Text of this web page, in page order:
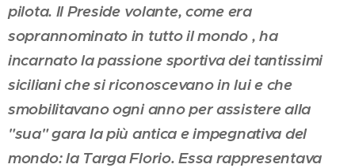
pilota. Il Preside volante, come era
soprannominato in tutto il mondo , ha
incarnato la passione sportiva dei tantissimi
siciliani che si riconoscevano in lui e che
smobilitavano ogni anno per assistere alla
"sua" gara la più antica e impegnativa del
mondo: la Targa Florio. Essa rappresentava